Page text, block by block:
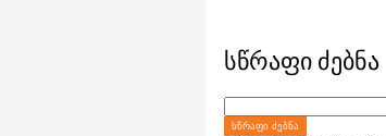
სწრაფი ძებნა
ᲡᲬᲠᲐᲤᲘ ᲫᲔᲑᲜᲐ